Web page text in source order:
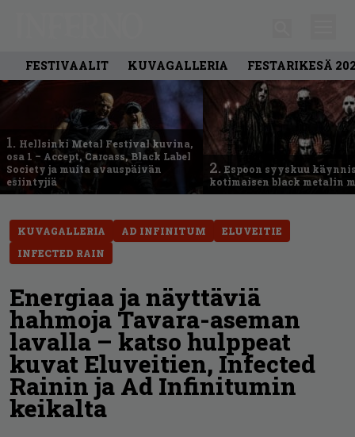
FESTIVAALIT KUVAGALLERIA FESTARIKESÄ
1. Hellsinki Metal Festival kuvina,
osa 1 – Accept, Carcass, Black Label
Society ja muita avauspäivän
esiintyjiä
2. Espoon syyskuu
kotimaisen black metalin
KUVAGALLERIA AD INFINITUM
ELUVEITIE
INFECTED RAIN
Energiaa ja näyttäviä
hahmoja Tavara-aseman
lavalla – katso hulppeat
kuvat Eluveitien, Infected
Rainin ja Ad Infinitumin
keikalta